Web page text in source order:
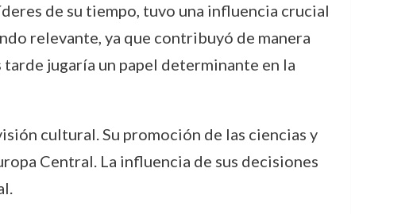
de su tiempo, tuvo una influencia crucial
relevante, ya que contribuyó de manera
jugaría un papel determinante en la
cultural. Su promoción de las ciencias y
Central. La influencia de sus decisiones